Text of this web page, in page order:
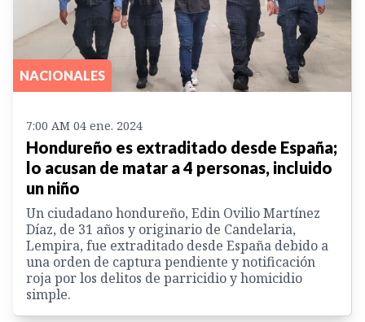
NACIONALES
7:00 AM 04 ene. 2024
Hondureño es extraditado desde España;
lo acusan de matar a 4 personas, incluido
un niño
Un ciudadano hondureño, Edin Ovilio Martínez
Díaz, de 31 años y originario de Candelaria,
Lempira, fue extraditado desde España debido a
una orden de captura pendiente y notificación
roja por los delitos de parricidio y homicidio
simple.